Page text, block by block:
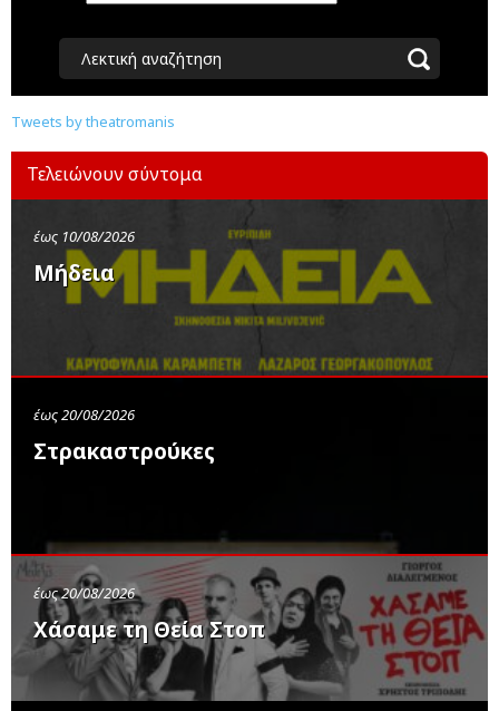
Λεκτική αναζήτηση
Tweets by theatromanis
Τελειώνουν σύντομα
έως 10/08/2026
Μήδεια
έως 20/08/2026
Στρακαστρούκες
έως 20/08/2026
Χάσαμε τη Θεία Στοπ